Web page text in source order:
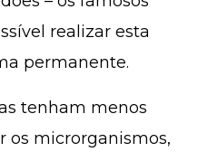
realizar esta
permanente.
tenham menos
os microrganismos,